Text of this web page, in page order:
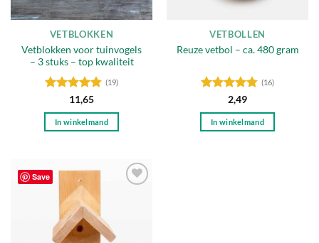
op
de
productpagina
op
productpagina
VETBLOKKEN
Vetblokken voor tuinvogels
– 3 stuks – top kwaliteit
Gewaardeerd
4.79uit 5
(19)
11,65
In winkelmand
VETBOLLEN
Reuze vetbol – ca. 480 gram
Gewaardeerd
4.75uit 5
(16)
2,49
In winkelmand
Save